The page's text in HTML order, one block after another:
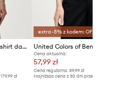
United Colors of Benetton T-shirt damski z lnem
179,99 zł
extra -5% z kodem: OFF*
Cena aktualna:
57,99 zł
Cena regularna: 89,99 zł
Najniższa cena z 30 dni przed obniżką: